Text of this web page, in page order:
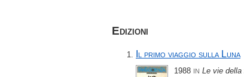
Edizioni
Il primo viaggio sulla Luna
1988 IN Le vie